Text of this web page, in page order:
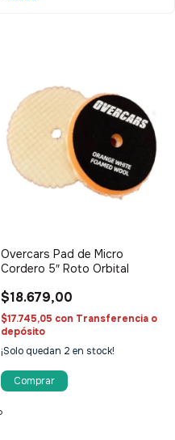
Overcars Pad de Micro
Cordero 5″ Roto Orbital
$18.679,00
$17.745,05 con Transferencia o
depósito
¡Solo quedan 2 en stock!